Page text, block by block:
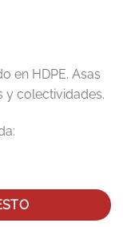
en HDPE. Asas
y colectividades.